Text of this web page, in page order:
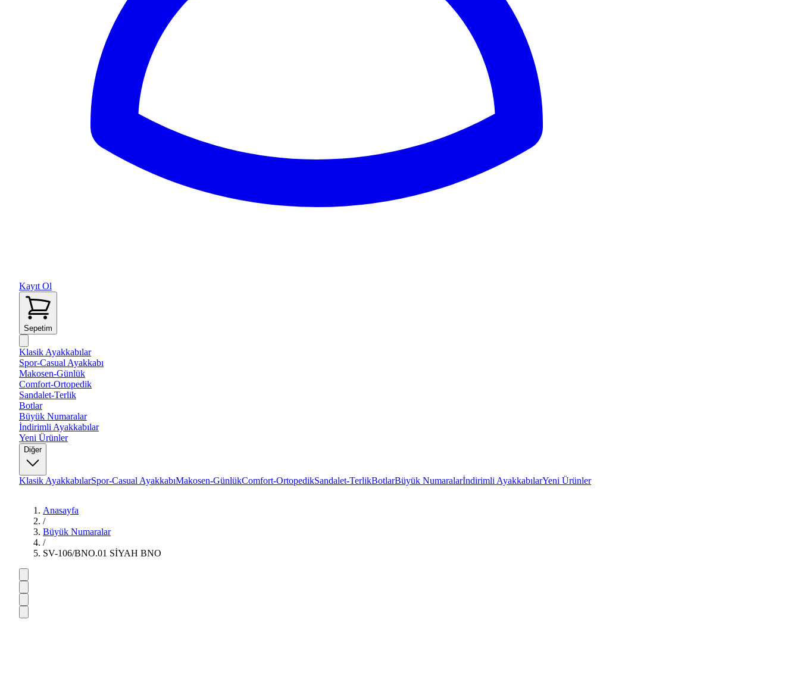
Kayıt Ol
Sepetim
Klasik Ayakkabılar
Spor-Casual Ayakkabı
Makosen-Günlük
Comfort-Ortopedik
Sandalet-Terlik
Botlar
Büyük Numaralar
İndirimli Ayakkabılar
Yeni Ürünler
Diğer
Klasik AyakkabılarSpor-Casual AyakkabıMakosen-GünlükComfort-OrtopedikSandalet-TerlikBotlarBüyük Numaralarİndirimli AyakkabılarYeni Ürünler
Anasayfa
/
Büyük Numaralar
/
SV-106/BNO.01 SİYAH BNO